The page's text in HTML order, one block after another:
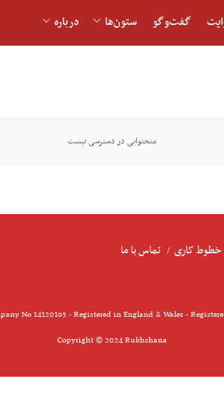
گفت‌و‎گو ستون‌ها درباره
متحتوایی در دسترسی نیست
خطوط کاری تماس با ما
No 14120163 - Registered in England & Wales -
Copyright © 2024 Rukhshana